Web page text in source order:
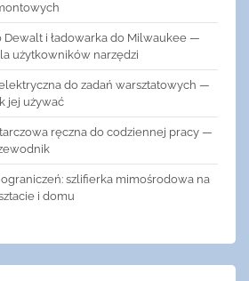
Dewalt i ładowarka do Milwaukee —
użytkowników narzędzi
elektryczna do zadań warsztatowych —
jej używać
ręczna do codziennej pracy —
szlifierka mimośrodowa na
i domu